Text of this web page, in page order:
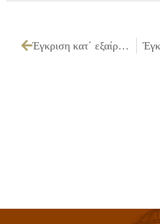
Έγκριση κατ΄ εξαίρεση άδειας οχήματος του ΚΗΟ 5198 Ι.Χ. επιβατικού οχήματος.